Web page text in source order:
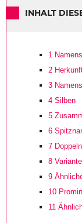
INHALT
1
2
3
4 Silben
5
6
7
8
9
10
11